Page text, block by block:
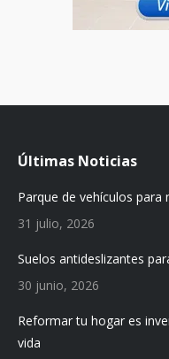
Últimas Noticias
Parque de vehículos para
31 julio, 2026
Suelos antideslizantes
30 junio, 2026
Reformar tu hogar es
vida